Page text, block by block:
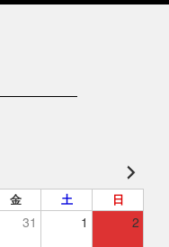
金 土 日
31 1 2